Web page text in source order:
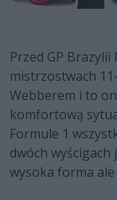
Przed GP
mistrzostwach
Webberem i to
komfortową
Formule 1
dwóch wyścigach
wysoka forma